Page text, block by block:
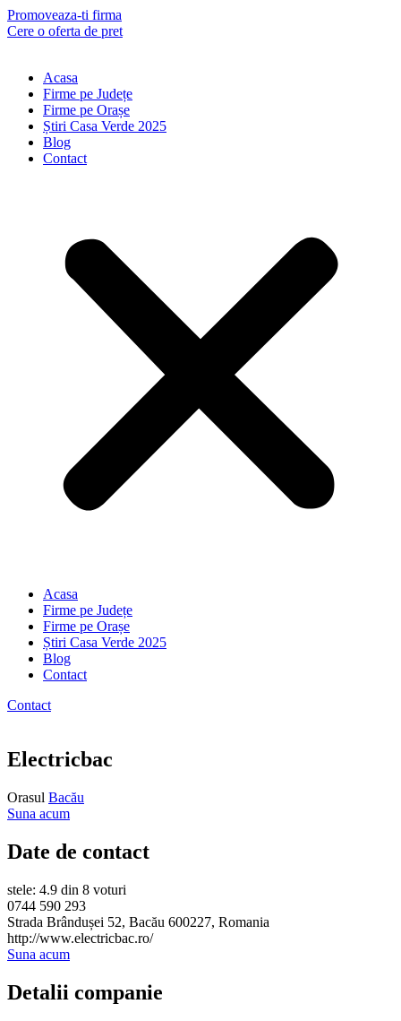
Skip
to
Promoveaza-ti firma
Cere o oferta de pret
Acasa
Firme pe Județe
Firme pe Orașe
Știri Casa Verde 2025
Blog
Contact
Acasa
Firme pe Județe
Firme pe Orașe
Știri Casa Verde 2025
Blog
Contact
Contact
Electricbac
Orasul Bacău
Suna acum
Date de contact
stele: 4.9 din 8 voturi
0744 590 293
Strada Brândușei 52, Bacău 600227, Romania
http://www.electricbac.ro/
Suna acum
Detalii companie